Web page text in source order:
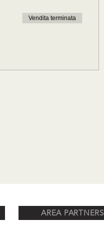
Vendita terminata
AREA PARTNERS